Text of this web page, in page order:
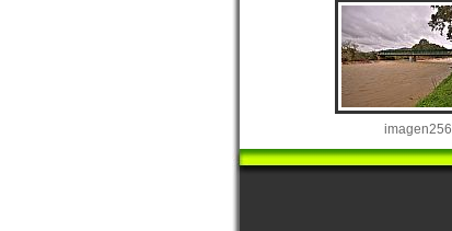
imagen256